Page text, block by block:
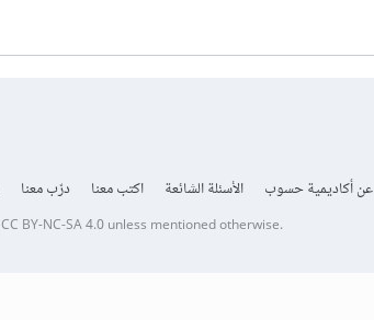
عن أكاديمية حسوب الأسئلة الشائعة اكتب معنا درّب معنا
CC BY-NC-SA 4.0unless mentioned otherwise.